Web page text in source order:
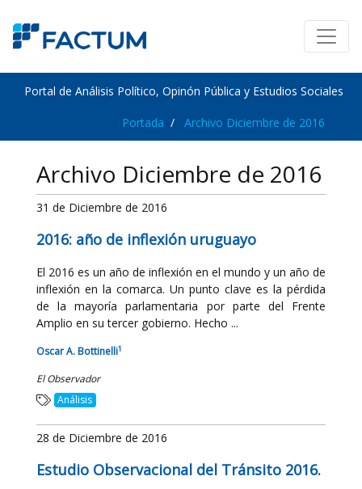
Portal de Análisis Político, Opinón Pública y Estudios Sociales
Portada Archivo Diciembre de 2016
Archivo Diciembre de 2016
31 de Diciembre de 2016
2016: año de inflexión uruguayo
El 2016 es un año de inflexión en el mundo y un año de
inflexión en la comarca. Un punto clave es la pérdida
de la mayoría parlamentaria por parte del Frente
Amplio en su tercer gobierno. Hecho ...
Oscar A. Bottinelli1
El Observador
Análisis
28 de Diciembre de 2016
Estudio Observacional del Tránsito 2016.